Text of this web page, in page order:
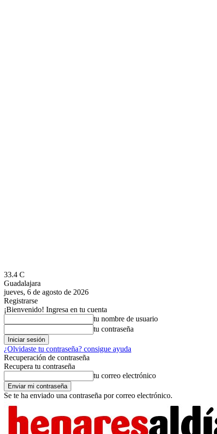
33.4 C
Guadalajara
jueves, 6 de agosto de 2026
Registrarse
¡Bienvenido! Ingresa en tu cuenta
tu nombre de usuario
tu contraseña
¿Olvidaste tu contraseña? consigue ayuda
Recuperación de contraseña
Recupera tu contraseña
tu correo electrónico
Se te ha enviado una contraseña por correo electrónico.